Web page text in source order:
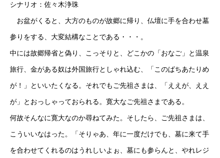
シナリオ：佐々木浄珠
お盆がくると、大方のものが故郷に帰り、仏壇に手を合わせ墓
参りをする、大変結構なことである・・・。
中には故郷帰省と偽り、こっそりと、どこかの「おなご」と温泉
旅行、金がある奴は外国旅行としゃれ込む、「このばちあたりめ
が！」といいたくなる。それでもご先祖さまは、「ええが、ええ
が」とおっしゃっておられる。寛大なご先祖さまである。
何故そんなに寛大なのか尋ねてみた。そしたら、ご先祖さまは、
こういいなはった。「そりゃあ、年に一度だけでも、墓に来て手
を合わせてくれるのはうれしいよぉ、墓にも参らんと、やれレジ